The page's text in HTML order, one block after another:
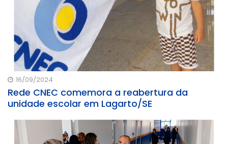
16/09/2024
Rede CNEC comemora a reabertura da
unidade escolar em Lagarto/SE